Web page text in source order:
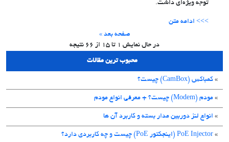
توجه ویژه‌ای داشت.
>>> ادامه متن
صفحه بعد »
در حال نمایش 1 تا 15 از 66 نتیجه
محبوب ترین مقالات
» کمباکس (CamBox) چیست؟
» مودم (Modem) چیست؟ + معرفی انواع مودم
» انواع لنز دوربین مدار بسته و کاربرد آن ها
» PoE Injector (اینجکتور PoE) چیست و چه کاربردی دارد؟